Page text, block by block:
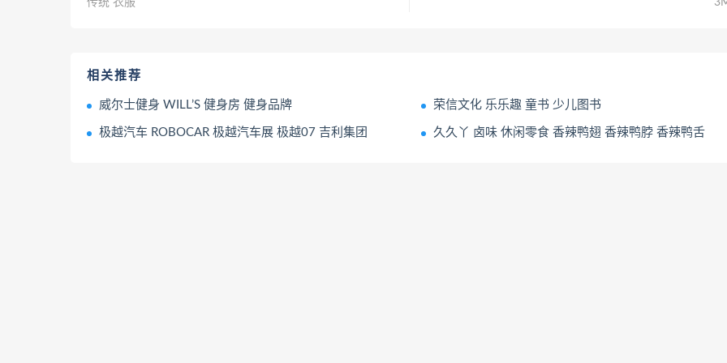
相关推荐
威尔士健身 WILL’S 健身房 健身品牌 荣信文化 乐乐趣 童书 少儿图书
极越汽车 ROBOCAR 极越汽车展 极越07 吉利集团 久久丫 卤味 休闲零食 香辣鸭翅 香辣鸭脖 香辣鸭舌